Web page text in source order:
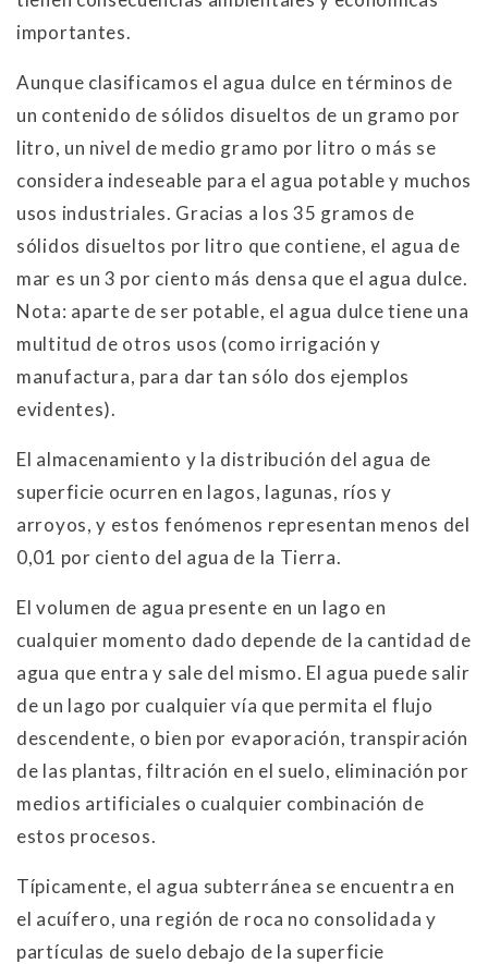
importantes.
Aunque clasificamos el agua dulce en términos de
un contenido de sólidos disueltos de un gramo por
litro, un nivel de medio gramo por litro o más se
considera indeseable para el agua potable y muchos
usos industriales. Gracias a los 35 gramos de
sólidos disueltos por litro que contiene, el agua de
mar es un 3 por ciento más densa que el agua dulce.
Nota: aparte de ser potable, el agua dulce tiene una
multitud de otros usos (como irrigación y
manufactura, para dar tan sólo dos ejemplos
evidentes).
El almacenamiento y la distribución del agua de
superficie ocurren en lagos, lagunas, ríos y
arroyos, y estos fenómenos representan menos del
0,01 por ciento del agua de la Tierra.
El volumen de agua presente en un lago en
cualquier momento dado depende de la cantidad de
agua que entra y sale del mismo. El agua puede salir
de un lago por cualquier vía que permita el flujo
descendente, o bien por evaporación, transpiración
de las plantas, filtración en el suelo, eliminación por
medios artificiales o cualquier combinación de
estos procesos.
Típicamente, el agua subterránea se encuentra en
el acuífero, una región de roca no consolidada y
partículas de suelo debajo de la superficie